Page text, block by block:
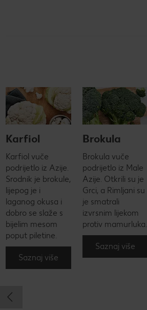
Karfiol
Karfiol vuče
podrijetlo iz Azije.
Srodnik je brokule,
lijepog je i
laganog okusa i
dobro se slaže s
bijelim mesom
poput piletine.
Saznaj više
Brokula
Brokula vuče
podrijetlo iz Male
Azije. Otkrili su je
Grci, a Rimljani su
je smatrali
izvrsnim lijekom
protiv mamurluka.
Saznaj više